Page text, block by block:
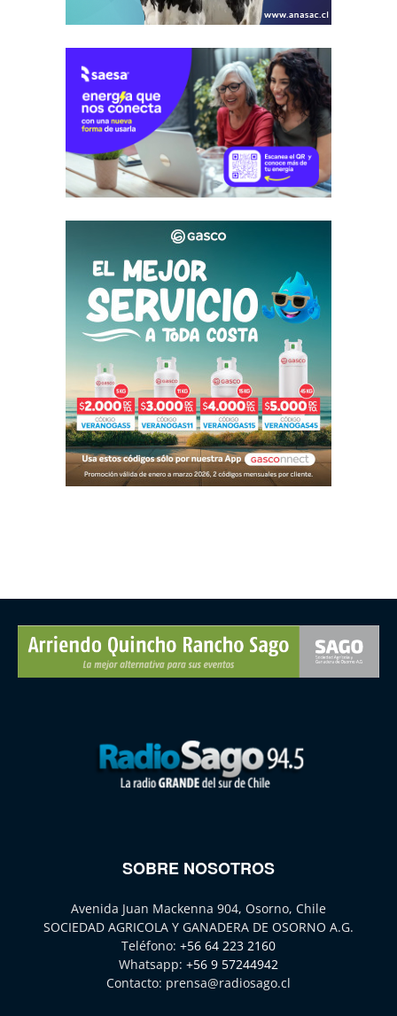
SOBRE NOSOTROS
Avenida Juan Mackenna 904, Osorno, Chile
SOCIEDAD AGRICOLA Y GANADERA DE OSORNO A.G.
Teléfono: +56 64 223 2160
Whatsapp: +56 9 57244942
Contacto: prensa@radiosago.cl